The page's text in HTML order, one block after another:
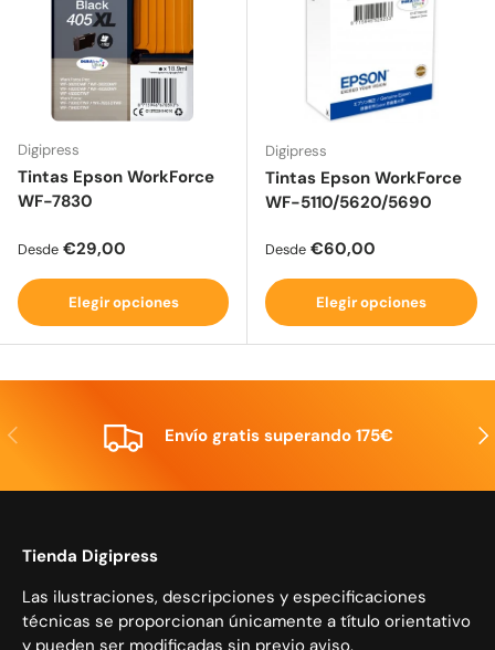
Digipress
Tintas Epson WorkForce
WF-7830
Precio normal
Desde €29,00
Elegir opciones
Digipress
Tintas Epson WorkForce
WF-5110/5620/5690
Precio normal
Desde €60,00
Elegir opciones
Anterior Envío gratis superando 175€
Tienda Digipress
Las ilustraciones, descripciones y especificaciones
técnicas se proporcionan únicamente a título orientativo